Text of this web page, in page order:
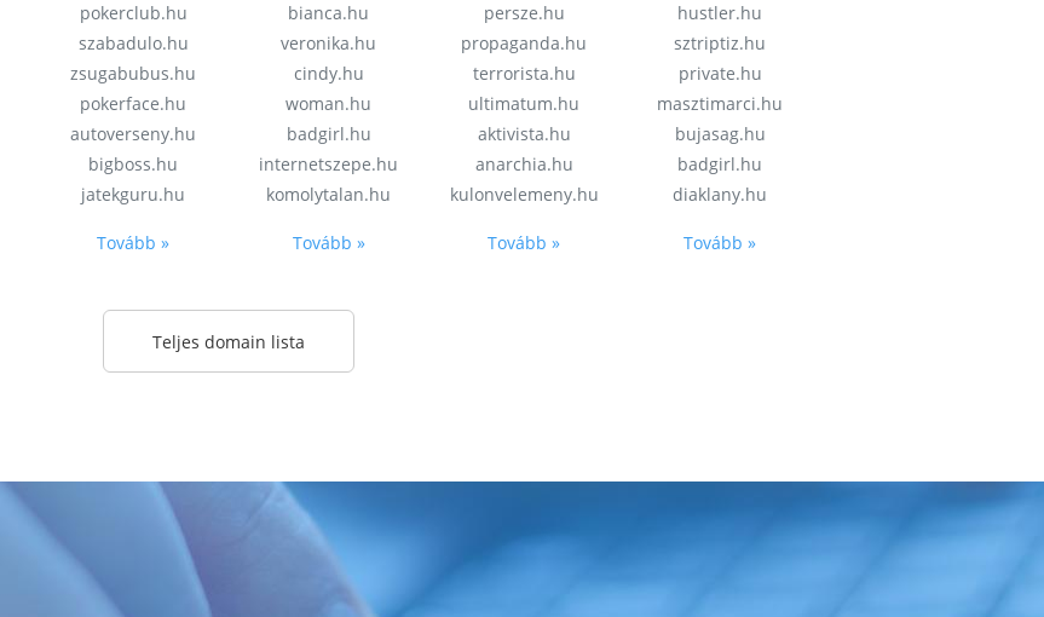
pokerclub.hu
szabadulo.hu
zsugabubus.hu
pokerface.hu
autoverseny.hu
bigboss.hu
jatekguru.hu
Tovább »
bianca.hu
veronika.hu
cindy.hu
woman.hu
badgirl.hu
internetszepe.hu
komolytalan.hu
Tovább »
persze.hu
propaganda.hu
terrorista.hu
ultimatum.hu
aktivista.hu
anarchia.hu
kulonvelemeny.hu
Tovább »
hustler.hu
sztriptiz.hu
private.hu
masztimarci.hu
bujasag.hu
badgirl.hu
diaklany.hu
Tovább »
Teljes domain lista